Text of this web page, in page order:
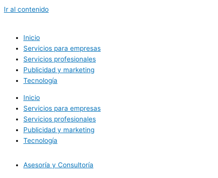
Ir al contenido
Inicio
Servicios para empresas
Servicios profesionales
Publicidad y marketing
Tecnología
Inicio
Servicios para empresas
Servicios profesionales
Publicidad y marketing
Tecnología
Asesoría y Consultoría